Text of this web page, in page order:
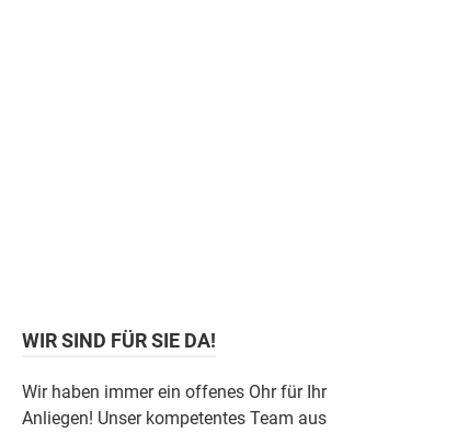
WIR SIND FÜR SIE DA!
Wir haben immer ein offenes Ohr für Ihr
Anliegen! Unser kompetentes Team aus